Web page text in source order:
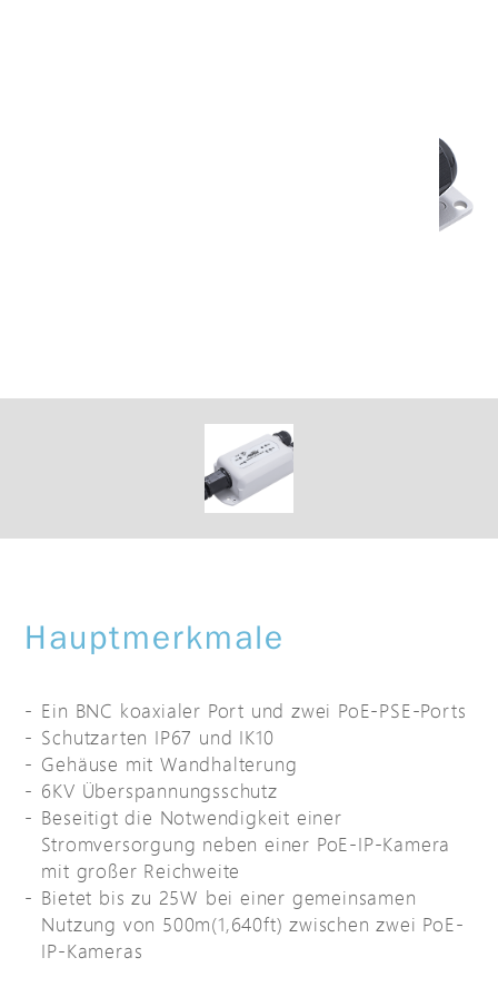
Hauptmerkmale
Ein BNC koaxialer Port und zwei PoE-PSE-Ports
Schutzarten IP67 und IK10
Gehäuse mit Wandhalterung
6KV Überspannungsschutz
Beseitigt die Notwendigkeit einer
Stromversorgung neben einer PoE-IP-Kamera
mit großer Reichweite
Bietet bis zu 25W bei einer gemeinsamen
Nutzung von 500m(1,640ft) zwischen zwei PoE-
IP-Kameras